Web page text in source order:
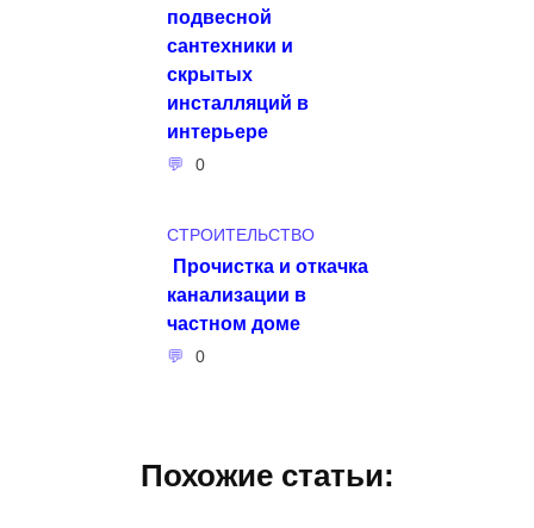
подвесной
сантехники и
скрытых
инсталляций в
интерьере
0
СТРОИТЕЛЬСТВО
Прочистка и откачка
канализации в
частном доме
0
Похожие статьи: